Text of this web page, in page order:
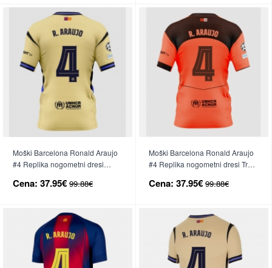
Moški Barcelona Ronald Araujo
#4 Replika nogometni dresi
Cena: 37.95€ 99.88€
Moški Barcelona Ronald Araujo
#4 Replika nogometni dresi Tretji
Cena: 37.95€ 99.88€